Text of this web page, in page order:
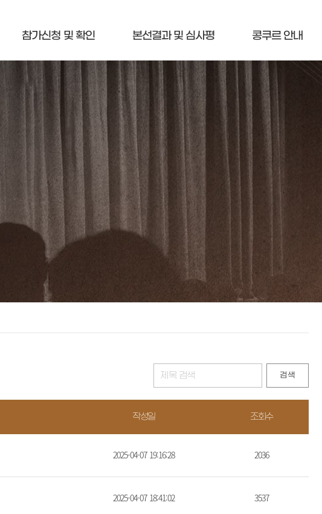
참가신청 및 확인 본선결과 및 심사평 콩쿠르 안내
검색
작성일 조회수
2025-04-07 19:16:28 2036
2025-04-07 18:41:02 3537